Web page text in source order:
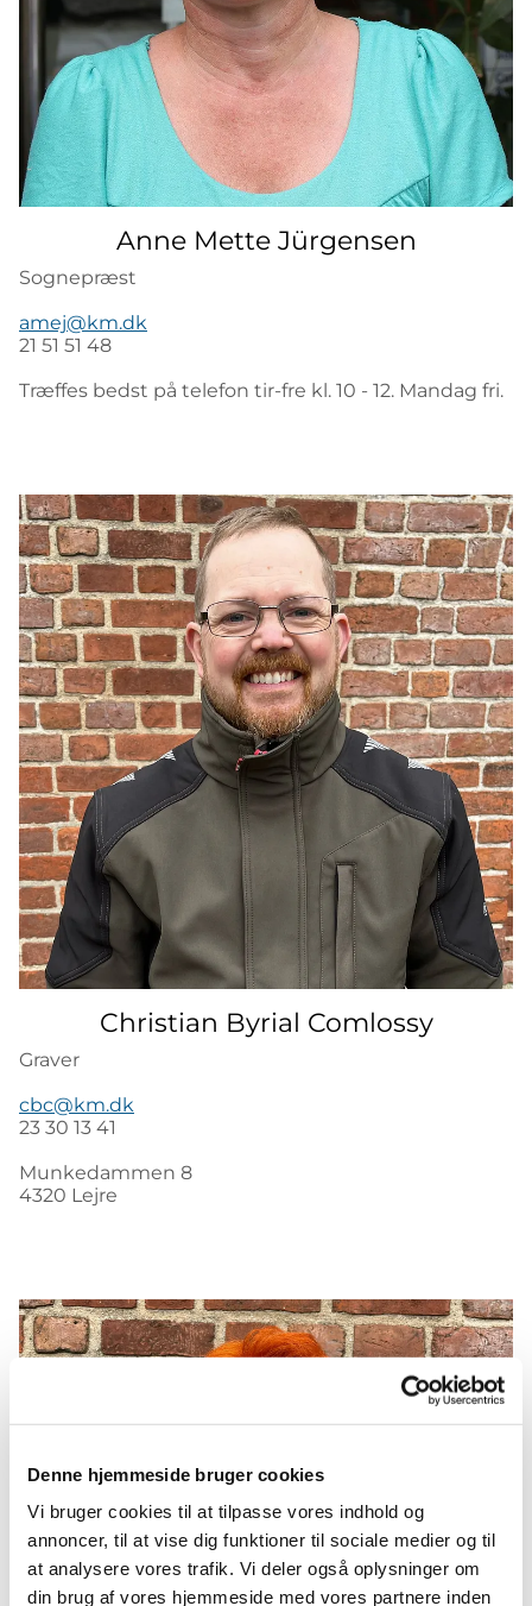
Denne hjemmeside bruger cookies
Vi bruger cookies til at tilpasse vores indhold og
annoncer, til at vise dig funktioner til sociale medier og til
at analysere vores trafik. Vi deler også oplysninger om
din brug af vores hjemmeside med vores partnere inden
Anne Mette Jürgensen
Sognepræst
amej@km.dk
21 51 51 48
Træffes bedst på telefon tir-fre kl. 10 - 12. Mandag fri.
Christian Byrial Comlossy
Graver
cbc@km.dk
23 30 13 41
Munkedammen 8
4320 Lejre